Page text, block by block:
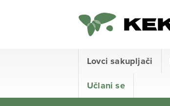
Lovci sakupljači
Učlani se